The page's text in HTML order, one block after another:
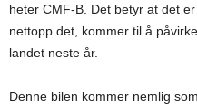
heter CMF-B. Det betyr at det
nettopp det, kommer til å
landet neste år.
Denne bilen kommer nemlig